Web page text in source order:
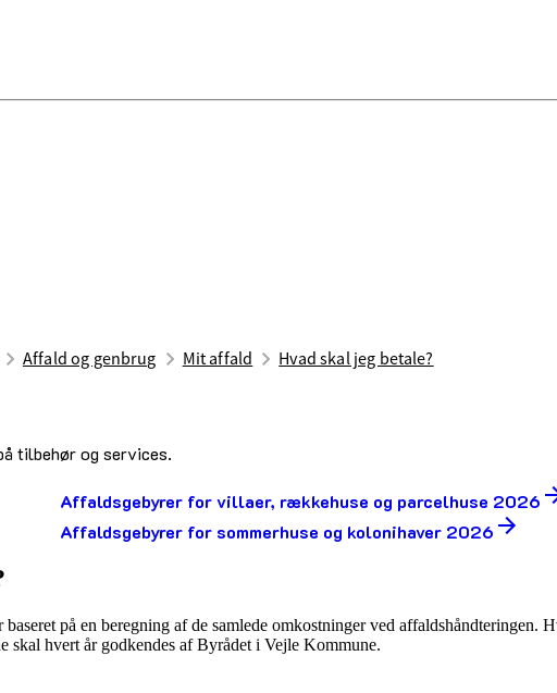
Affald og genbrug Mit affald Hvad skal jeg betale?
tilbehør og services.
Affaldsgebyrer for villaer, rækkehuse og parcelhuse 2026
Affaldsgebyrer for sommerhuse og kolonihaver 2026
på en beregning af de samlede omkostninger ved affaldshåndteringen.
hvert år godkendes af Byrådet i Vejle Kommune.